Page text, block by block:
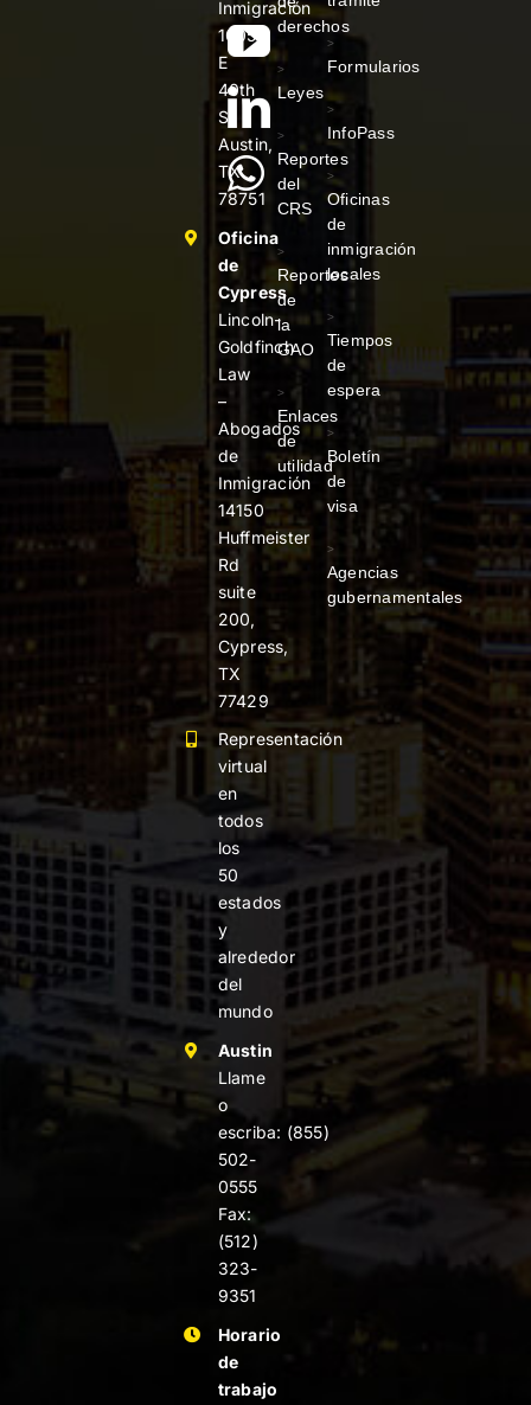
Inmigración
1005
E
40th
St
Austin,
TX
78751
Oficina
de
Cypress
Lincoln-
Goldfinch
Law
–
Abogados
de
Inmigración
14150
Huffmeister
Rd
suite
200,
Cypress,
TX
77429
Representación
virtual
en
todos
los
50
estados
y
alrededor
del
mundo
Austin
Llame
o
escriba: (855)
502-
0555
Fax:
(512)
323-
9351
Horario
de
trabajo
derechos
>
Leyes
>
Reportes
del
CRS
>
Reportes
de
la
GAO
>
Enlaces
de
utilidad
>
Formularios
>
InfoPass
>
Oficinas
de
inmigración
locales
>
Tiempos
de
espera
>
Boletín
de
visa
>
Agencias
gubernamentales